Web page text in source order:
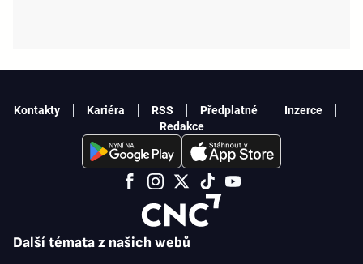
Další témata z našich webů
Kontakty Kariéra RSS Předplatné
Inzerce
Redakce